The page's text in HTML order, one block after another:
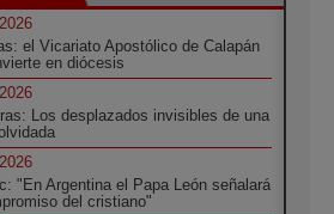
el Vicariato Apostólico de Calapán
en diócesis
Los desplazados invisibles de una
"En Argentina el Papa León señalará
del cristiano"